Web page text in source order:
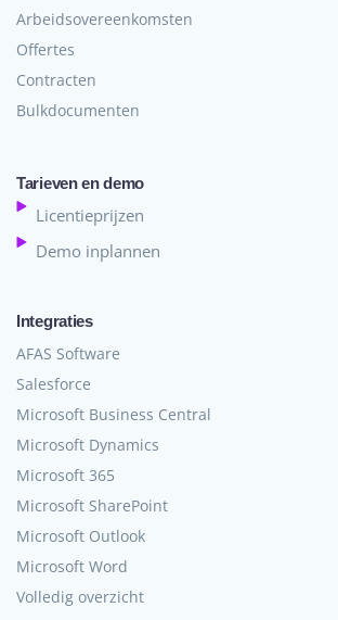
Arbeidsovereenkomsten
Offertes
Contracten
Bulkdocumenten
Tarieven en demo
Licentieprijzen
Demo inplannen
Integraties
AFAS Software
Salesforce
Microsoft Business Central
Microsoft Dynamics
Microsoft 365
Microsoft SharePoint
Microsoft Outlook
Microsoft Word
Volledig overzicht